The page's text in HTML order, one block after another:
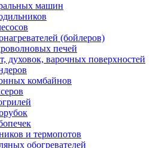
машин
(бойлеров)
печей
духовок, варочных поверхностей
комбайнов
и термопотов
обогревателей